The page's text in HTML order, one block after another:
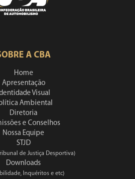
A CBA
Home
Apresentação
Visual
Ambiental
Diretoria
e Conselhos
Nossa Equipe
STJD
de Justiça Desportiva)
Downloads
Inquéritos e etc)